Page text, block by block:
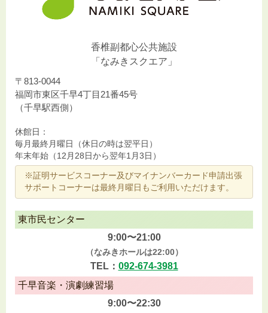
香椎副都心公共施設
「なみきスクエア」
〒813-0044
福岡市東区千早4丁目21番45号
（千早駅西側）
休館日：
毎月最終月曜日（休日の時は翌平日）
年末年始（12月28日から翌年1月3日）
※証明サービスコーナー及びマイナンバーカード申請出張
サポートコーナーは最終月曜日もご利用いただけます。
東市民センター
9:00〜21:00
（なみきホールは22:00）
TEL： 092-674-3981
千早音楽・演劇練習場
9:00〜22:30